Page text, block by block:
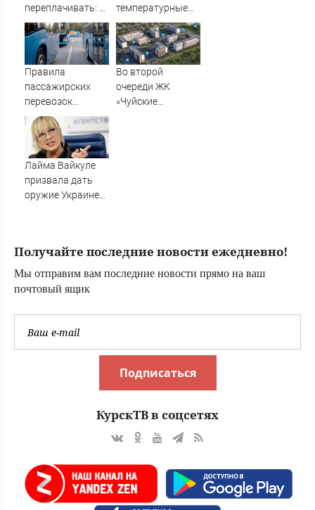
переплачивать: 5
доступных
ароматов с
французским
шармом
температурные
качели в
Башкирии
Правила
пассажирских
перевозок
изменятся в РФ с
1 сентября
Во второй
очереди ЖК
«Чуйские
Лайма Вайкуле
призвала дать
оружие Украине
Получайте последние новости ежедневно!
Мы отправим вам последние новости прямо на ваш
почтовый ящик
Подписаться
КурскТВ в соцсетях